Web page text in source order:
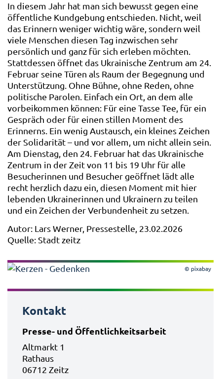
In diesem Jahr hat man sich bewusst gegen eine
öffentliche Kundgebung entschieden. Nicht, weil
das Erinnern weniger wichtig wäre, sondern weil
viele Menschen diesen Tag inzwischen sehr
persönlich und ganz für sich erleben möchten.
Stattdessen öffnet das Ukrainische Zentrum am 24.
Februar seine Türen als Raum der Begegnung und
Unterstützung. Ohne Bühne, ohne Reden, ohne
politische Parolen. Einfach ein Ort, an dem alle
vorbeikommen können: Für eine Tasse Tee, für ein
Gespräch oder für einen stillen Moment des
Erinnerns. Ein wenig Austausch, ein kleines Zeichen
der Solidarität – und vor allem, um nicht allein sein.
Am Dienstag, den 24. Februar hat das Ukrainische
Zentrum in der Zeit von 11 bis 19 Uhr für alle
Besucherinnen und Besucher geöffnet lädt alle
recht herzlich dazu ein, diesen Moment mit hier
lebenden Ukrainerinnen und Ukrainern zu teilen
und ein Zeichen der Verbundenheit zu setzen.
Autor: Lars Werner, Pressestelle, 23.02.2026
Quelle: Stadt zeitz
© pixabay
Kontakt
Presse- und Öffentlichkeitsarbeit
Altmarkt 1
Rathaus
06712 Zeitz